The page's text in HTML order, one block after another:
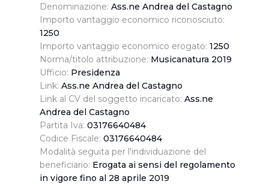
contenuti ed annunci e per fornire funzionalità dei social
media, condividendo informazioni sul modo in cui
l’Utente utilizza il nostro sito con i nostri partner. Tali
soggetti, che si occupano di analisi dei dati web,
pubblicità e social media, potrebbero combinare le
informazioni ricevute con altre informazioni che l’Utente
ha fornito loro o che hanno raccolto dal suo utilizzo dei
loro servizi.
Cliccando su "Accetta tutti", l'Utente accetta di
memorizzare tutti i cookie sul dispositivo per le finalità
sopra indicate.
Denominazione: Ass.ne Andrea del Castagno
Importo vantaggio economico riconosciuto:
1250
Importo vantaggio economico erogato: 1250
Norma/titolo attribuzione: Musicanatura 2019
Ufficio: Presidenza
Link: Ass.ne Andrea del Castagno
Link al CV del soggetto incaricato: Ass.ne
Andrea del Castagno
Partita Iva: 03176640484
Codice Fiscale: 03176640484
Modalità seguita per l'individuazione del
beneficiario: Erogata ai sensi del regolamento
in vigore fino al 28 aprile 2019